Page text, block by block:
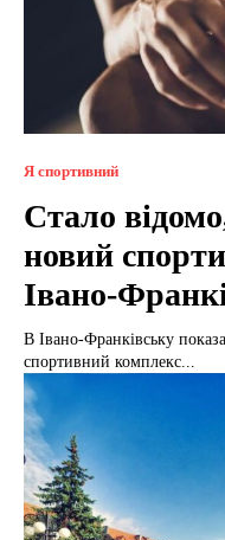
Я спортивний
Стало
новий
Івано-
В Івано-Франківську
спортивний комплекс...